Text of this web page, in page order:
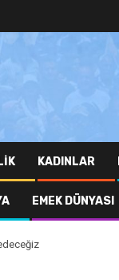
KADINLAR
EMEK DÜNYASI